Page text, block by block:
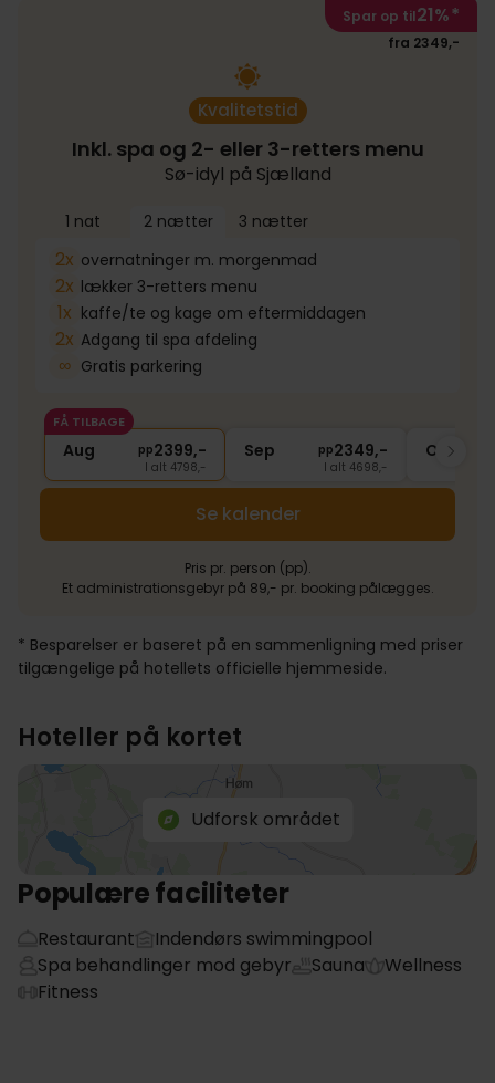
Spar op til21%*
fra 2349,-
Kvalitetstid
Inkl. spa og 2- eller 3-retters menu
Sø-idyl på Sjælland
1 nat 2 nætter 3 nætter
2x overnatninger m. morgenmad
2x lækker 3-retters menu
1x kaffe/te og kage om eftermiddagen
2x Adgang til spa afdeling
∞ Gratis parkering
FÅ TILBAGE
Aug pp2399,-
I alt 4798,-
Sep pp2349,-
I alt 4698,-
Okt
Se kalender
Pris pr. person (pp).
Et administrationsgebyr på 89,- pr. booking pålægges.
* Besparelser er baseret på en sammenligning med priser
tilgængelige på hotellets officielle hjemmeside.
Hoteller på kortet
Udforsk området
Populære faciliteter
Restaurant
Indendørs swimmingpool
Spa behandlinger mod gebyr
Sauna
Wellness
Fitness